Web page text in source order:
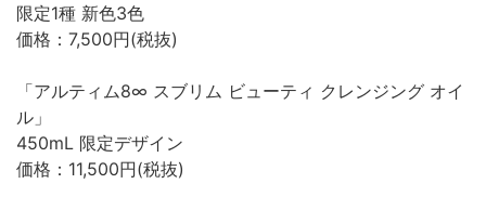
限定1種 新色3色
価格：7,500円(税抜)
「アルティム8∞ スブリム ビューティ クレンジング オイ
ル」
450mL 限定デザイン
価格：11,500円(税抜)